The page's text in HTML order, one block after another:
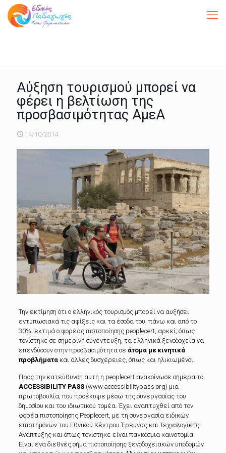
Αύξηση τουρισμού μπορεί να
φέρει η βελτίωση της
προσβασιμότητας ΑμεΑ
14/10/2014
Την εκτίμηση ότι ο ελληνικός τουρισμός μπορεί να αυξήσει
εντυπωσιακά τις αφίξεις και τα έσοδα του, πάνω και από το
30%, εκτιμά ο φορέας πιστοποίησης peoplecert, αρκεί, όπως
τονίστηκε σε σημερινή συνέντευξη, τα ελληνικά ξενοδοχεία να
επενδύσουν στην προσβασιμότητα σε άτομα με κινητικά
προβλήματακαι άλλες δυσχέρειες, όπως και ηλικιωμένοι.
Προς την κατεύθυνση αυτή η peoplecert ανακοίνωσε σήμερα το
ACCESSIBILITY PASS(www.accessibilitypass.org) μια
πρωτοβουλία, που προέκυψε μέσω της συνεργασίας του
δημοσίου και του ιδιωτικού τομέα. Έχει αναπτυχθεί από τον
φορέα πιστοποίησης Peoplecert, με τη συνεργασία ειδικών
επιστημόνων του Εθνικού Κέντρου Έρευνας και Τεχνολογικής
Ανάπτυξης και όπως τονίστηκε είναι παγκόσμια καινοτομία.
Είναι ένα διεθνές σήμα πιστοποίησης ξενοδοχειακών υποδομών